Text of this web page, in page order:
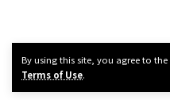
By using this site, you agree to the
Terms of Use.